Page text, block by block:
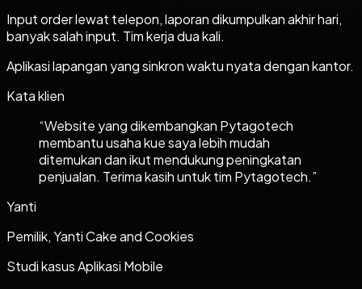
Input order lewat telepon, laporan dikumpulkan akhir hari,
banyak salah input. Tim kerja dua kali.
Aplikasi lapangan yang sinkron waktu nyata dengan kantor.
Kata klien
“Website yang dikembangkan Pytagotech
membantu usaha kue saya lebih mudah
ditemukan dan ikut mendukung peningkatan
penjualan. Terima kasih untuk tim Pytagotech.”
Yanti
Pemilik, Yanti Cake and Cookies
Studi kasusAplikasi Mobile